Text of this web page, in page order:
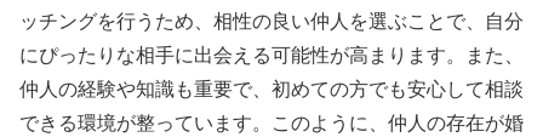
ッチングを行うため、相性の良い仲人を選ぶことで、自分
にぴったりな相手に出会える可能性が高まります。また、
仲人の経験や知識も重要で、初めての方でも安心して相談
できる環境が整っています。このように、仲人の存在が婚